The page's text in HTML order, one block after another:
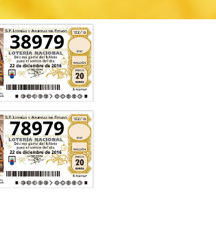
38979
78979